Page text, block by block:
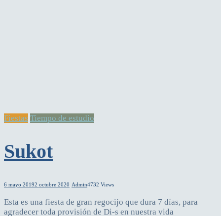
Fiestas Tiempo de estudio
Sukot
6 mayo 20192 octubre 2020 Admin4732 Views
Esta es una fiesta de gran regocijo que dura 7 días, para
agradecer toda provisión de Di-s en nuestra vida